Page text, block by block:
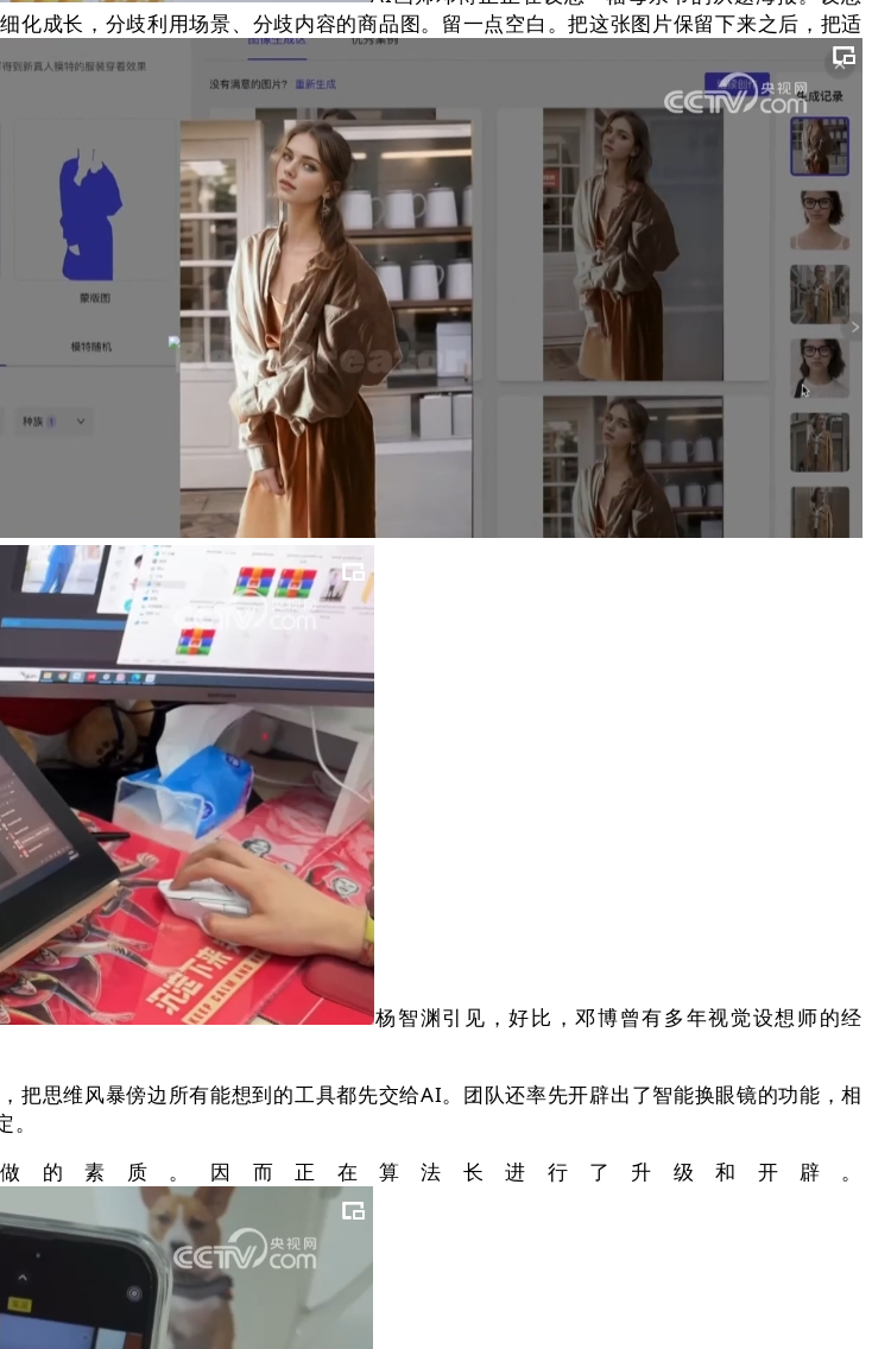
成长，分歧利用场景、分歧内容的商品图。留一点空白。把这张图片保留下来之后，把适
杨智渊引见，好比，邓博曾有多年视觉设想师的经
思维风暴傍边所有能想到的工具都先交给AI。团队还率先开辟出了智能换眼镜的功能，相
素质。因而正在算法长进行了升级和开辟。